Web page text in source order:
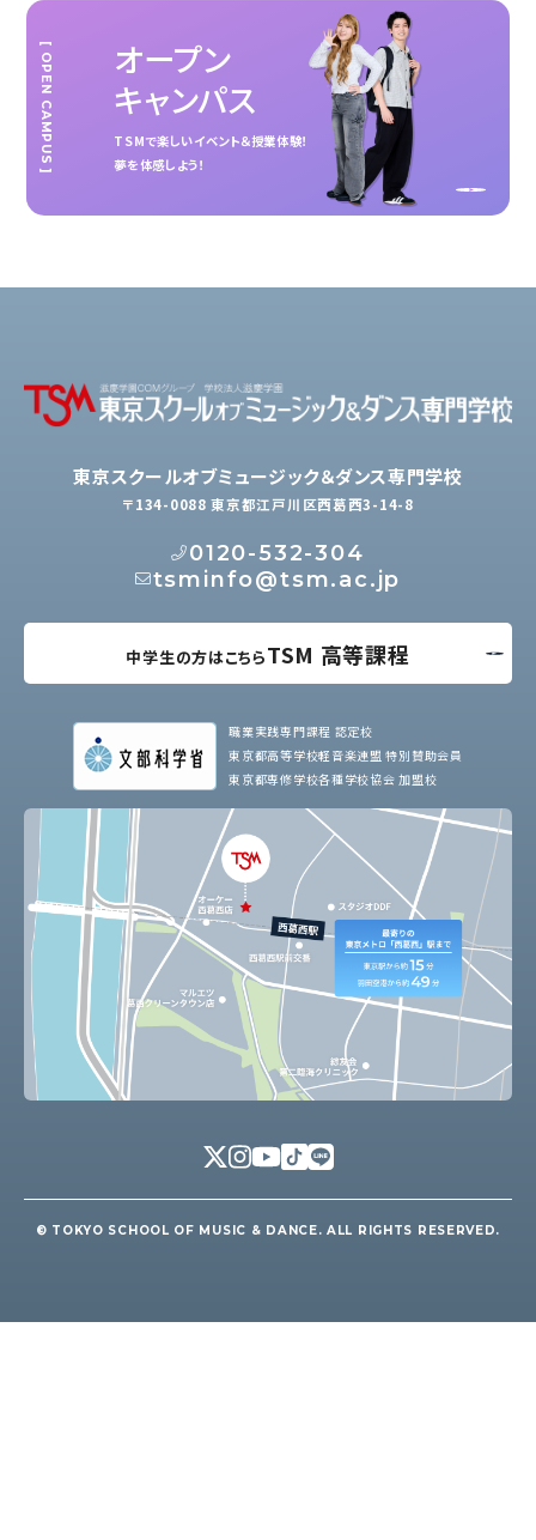
オープン
キャンパス
TSMで楽しいイベント＆授業体験！
夢を体感しよう！
[ OPEN CAMPUS ]
東京スクールオブミュージック＆ダンス専門学校
〒134-0088 東京都江戸川区西葛西3-14-8
0120-532-304
tsminfo@tsm.ac.jp
中学生の方はこちらTSM 高等課程
職業実践専門課程 認定校
東京都高等学校軽音楽連盟 特別賛助会員
東京都専修学校各種学校協会 加盟校
© TOKYO SCHOOL OF MUSIC & DANCE. ALL RIGHTS RESERVED.